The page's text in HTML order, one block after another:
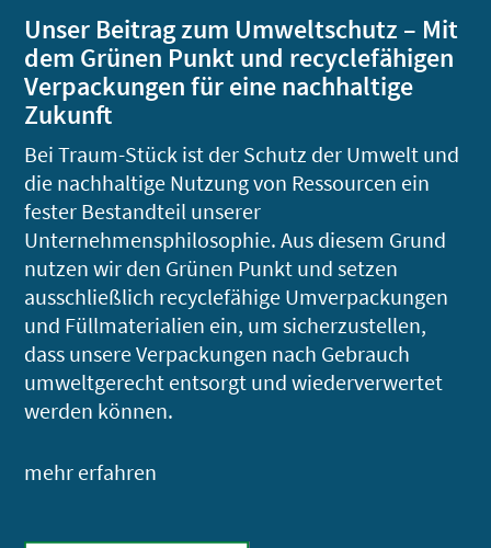
Unser Beitrag zum Umweltschutz – Mit
dem Grünen Punkt und recyclefähigen
Verpackungen für eine nachhaltige
Zukunft
Bei Traum-Stück ist der Schutz der Umwelt und
die nachhaltige Nutzung von Ressourcen ein
fester Bestandteil unserer
Unternehmensphilosophie. Aus diesem Grund
nutzen wir den Grünen Punkt und setzen
ausschließlich recyclefähige Umverpackungen
und Füllmaterialien ein, um sicherzustellen,
dass unsere Verpackungen nach Gebrauch
umweltgerecht entsorgt und wiederverwertet
werden können.
mehr erfahren